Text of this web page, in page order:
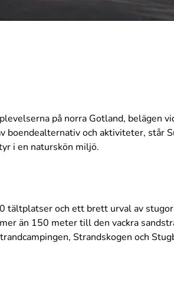
på norra Gotland, belägen
och aktiviteter, står
i en naturskön miljö.
tältplatser och ett brett urval av
än 150 meter till den vackra
Strandskogen och